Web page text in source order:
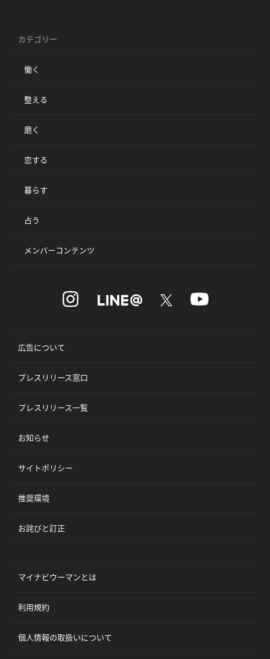
カテゴリー
働く
整える
磨く
恋する
暮らす
占う
メンバーコンテンツ
広告について
プレスリリース窓口
プレスリリース一覧
お知らせ
サイトポリシー
推奨環境
お詫びと訂正
マイナビウーマンとは
利用規約
個人情報の取扱いについて